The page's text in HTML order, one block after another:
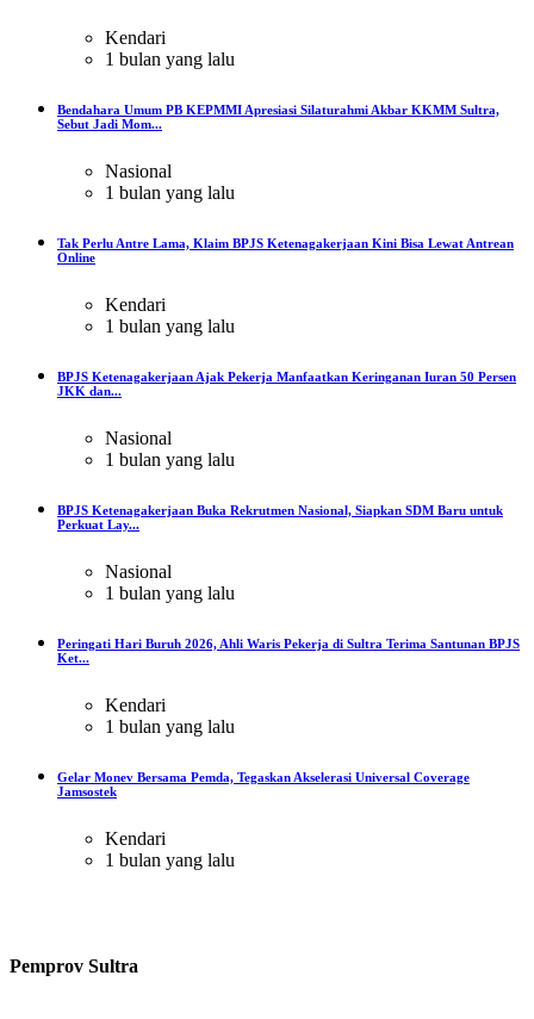
Kendari
1 bulan yang lalu
Bendahara Umum PB KEPMMI Apresiasi Silaturahmi Akbar KKMM Sultra,
Sebut Jadi Mom...
Nasional
1 bulan yang lalu
Tak Perlu Antre Lama, Klaim BPJS Ketenagakerjaan Kini Bisa Lewat Antrean
Online
Kendari
1 bulan yang lalu
BPJS Ketenagakerjaan Ajak Pekerja Manfaatkan Keringanan Iuran 50 Persen
JKK dan...
Nasional
1 bulan yang lalu
BPJS Ketenagakerjaan Buka Rekrutmen Nasional, Siapkan SDM Baru untuk
Perkuat Lay...
Nasional
1 bulan yang lalu
Peringati Hari Buruh 2026, Ahli Waris Pekerja di Sultra Terima Santunan BPJS
Ket...
Kendari
1 bulan yang lalu
Gelar Monev Bersama Pemda, Tegaskan Akselerasi Universal Coverage
Jamsostek
Kendari
1 bulan yang lalu
Pemprov Sultra